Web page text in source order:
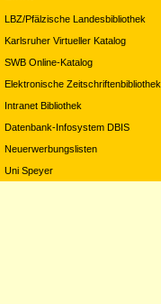
LBZ/Pfälzische Landesbibliothek
Karlsruher Virtueller Katalog
SWB Online-Katalog
Elektronische Zeitschriftenbibliothek
Intranet Bibliothek
Datenbank-Infosystem DBIS
Neuerwerbungslisten
Uni Speyer